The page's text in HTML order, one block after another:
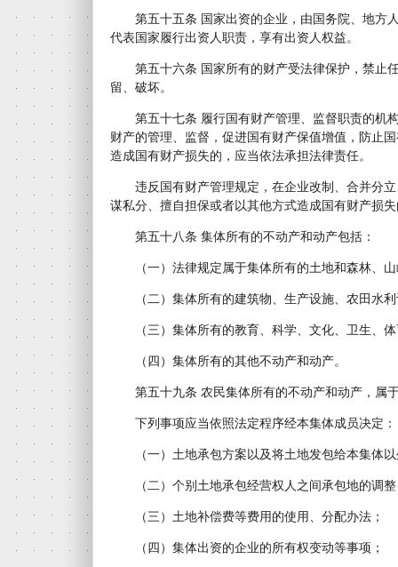
第五十五条 国家出资的企业，由国务院、地方
代表国家履行出资人职责，享有出资人权益。
第五十六条 国家所有的财产受法律保护，禁止
留、破坏。
第五十七条 履行国有财产管理、监督职责的机
财产的管理、监督，促进国有财产保值增值，防止
造成国有财产损失的，应当依法承担法律责任。
违反国有财产管理规定，在企业改制、合并分立
谋私分、擅自担保或者以其他方式造成国有财产损
第五十八条 集体所有的不动产和动产包括：
（一）法律规定属于集体所有的土地和森林、山
（二）集体所有的建筑物、生产设施、农田水利
（三）集体所有的教育、科学、文化、卫生、体
（四）集体所有的其他不动产和动产。
第五十九条 农民集体所有的不动产和动产，属
下列事项应当依照法定程序经本集体成员决定：
（一）土地承包方案以及将土地发包给本集体以
（二）个别土地承包经营权人之间承包地的调整
（三）土地补偿费等费用的使用、分配办法；
（四）集体出资的企业的所有权变动等事项；